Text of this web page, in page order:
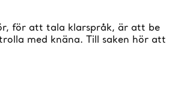
för att tala klarspråk, är att be
med knäna. Till saken hör att